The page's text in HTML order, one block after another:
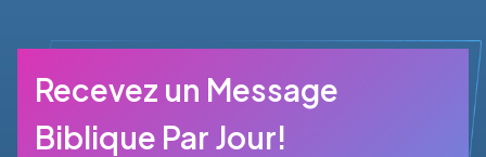
Recevez un Message
Biblique Par Jour!